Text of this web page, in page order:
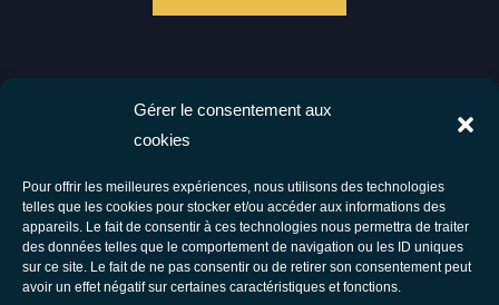
Gérer le consentement aux
cookies
Pour offrir les meilleures expériences, nous utilisons des technologies
telles que les cookies pour stocker et/ou accéder aux informations des
appareils. Le fait de consentir à ces technologies nous permettra de traiter
des données telles que le comportement de navigation ou les ID uniques
sur ce site. Le fait de ne pas consentir ou de retirer son consentement peut
avoir un effet négatif sur certaines caractéristiques et fonctions.
Ensemble vers votre bien être.
Facebook Instagram
Tous droits réservés © 2026 Vis Ta Vie Zen - Thérapie comportementale et
énergétique